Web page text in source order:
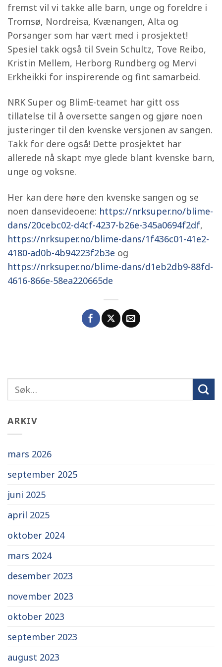
fremst vil vi takke alle barn, unge og foreldre i
Tromsø, Nordreisa, Kvænangen, Alta og
Porsanger som har vært med i prosjektet!
Spesiel takk også til Svein Schultz, Tove Reibo,
Kristin Mellem, Herborg Rundberg og Mervi
Erkheikki for inspirerende og fint samarbeid.
NRK Super og BlimE-teamet har gitt oss
tillatelse til å oversette sangen og gjøre noen
justeringer til den kvenske versjonen av sangen.
Takk for dere også! Dette prosjektet har
allerede nå skapt mye glede blant kvenske barn,
unge og voksne.
Her kan dere høre den kvenske sangen og se
noen dansevideoene: https://nrksuper.no/blime-
dans/20cebc02-d4cf-4237-b26e-345a0694f2df,
https://nrksuper.no/blime-dans/1f436c01-41e2-
4180-ad0b-4b94223f2b3e og
https://nrksuper.no/blime-dans/d1eb2db9-88fd-
4616-866e-58ea220665de
ARKIV
mars 2026
september 2025
juni 2025
april 2025
oktober 2024
mars 2024
desember 2023
november 2023
oktober 2023
september 2023
august 2023